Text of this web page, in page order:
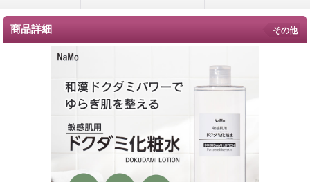
商品詳細 その他